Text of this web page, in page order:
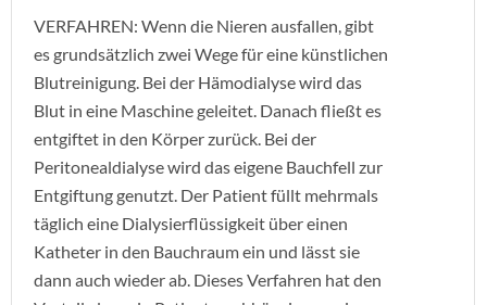
VERFAHREN: Wenn die Nieren ausfallen, gibt
es grundsätzlich zwei Wege für eine künstlichen
Blutreinigung. Bei der Hämodialyse wird das
Blut in eine Maschine geleitet. Danach fließt es
entgiftet in den Körper zurück. Bei der
Peritonealdialyse wird das eigene Bauchfell zur
Entgiftung genutzt. Der Patient füllt mehrmals
täglich eine Dialysierflüssigkeit über einen
Katheter in den Bauchraum ein und lässt sie
dann auch wieder ab. Dieses Verfahren hat den